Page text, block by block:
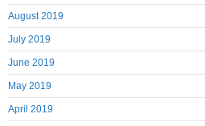
August 2019
July 2019
June 2019
May 2019
April 2019